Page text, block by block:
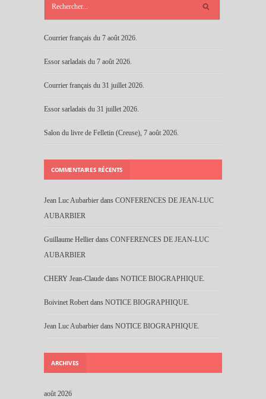
Courrier français du 7 août 2026.
Essor sarladais du 7 août 2026.
Courrier français du 31 juillet 2026.
Essor sarladais du 31 juillet 2026.
Salon du livre de Felletin (Creuse), 7 août 2026.
COMMENTAIRES RÉCENTS
Jean Luc Aubarbier dans CONFERENCES DE JEAN-LUC
AUBARBIER
Guillaume Hellier dans CONFERENCES DE JEAN-LUC
AUBARBIER
CHERY Jean-Claude dans NOTICE BIOGRAPHIQUE.
Boivinet Robert dans NOTICE BIOGRAPHIQUE.
Jean Luc Aubarbier dans NOTICE BIOGRAPHIQUE.
ARCHIVES
août 2026